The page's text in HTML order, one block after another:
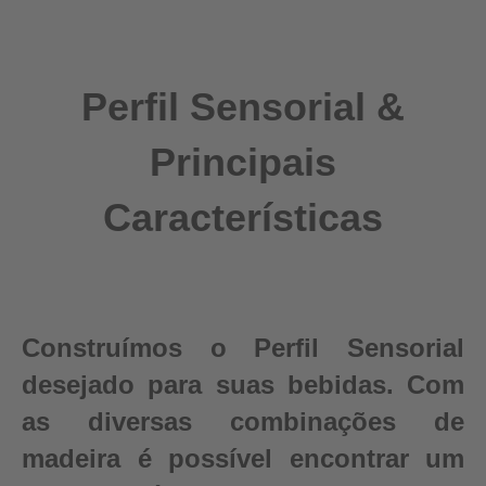
Perfil Sensorial &
Principais
Características
Construímos o Perfil Sensorial
desejado para suas bebidas. Com
as diversas combinações de
madeira é possível encontrar um